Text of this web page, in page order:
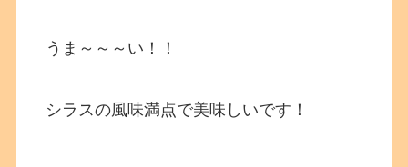
うま～～～い！！
シラスの風味満点で美味しいです！